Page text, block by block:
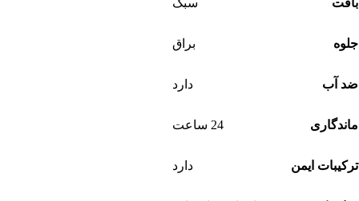
بافت سبک
جلوه براق
ضد آب دارد
ماندگاری 24 ساعت
ترکیبات ایمن دارد